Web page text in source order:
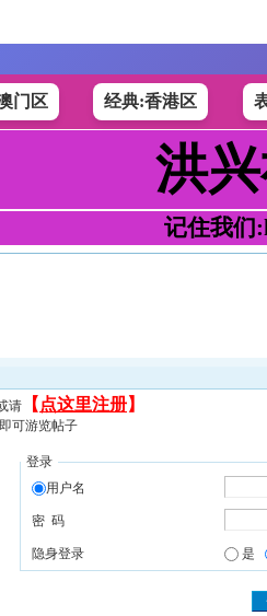
门区 经典:香港区
洪
记住我们
请 【 点这里注册】
可游览帖子
登录
用户名
密 码
隐身登录 是